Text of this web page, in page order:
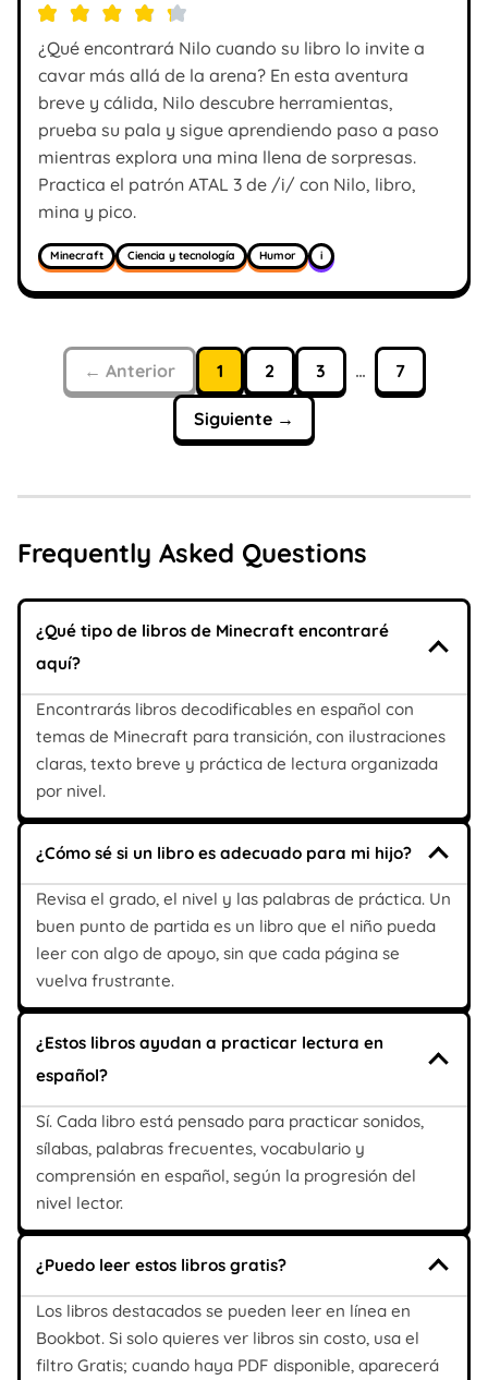
¿Qué encontrará Nilo cuando su libro lo invite a
cavar más allá de la arena? En esta aventura
breve y cálida, Nilo descubre herramientas,
prueba su pala y sigue aprendiendo paso a paso
mientras explora una mina llena de sorpresas.
Practica el patrón ATAL 3 de /i/ con Nilo, libro,
mina y pico.
Minecraft Ciencia y tecnología Humor i
← Anterior 1 2 3 … 7
Siguiente →
Frequently Asked Questions
¿Qué tipo de libros de Minecraft encontraré
aquí?
Encontrarás libros decodificables en español con
temas de Minecraft para transición, con ilustraciones
claras, texto breve y práctica de lectura organizada
por nivel.
¿Cómo sé si un libro es adecuado para mi hijo?
Revisa el grado, el nivel y las palabras de práctica. Un
buen punto de partida es un libro que el niño pueda
leer con algo de apoyo, sin que cada página se
vuelva frustrante.
¿Estos libros ayudan a practicar lectura en
español?
Sí. Cada libro está pensado para practicar sonidos,
sílabas, palabras frecuentes, vocabulario y
comprensión en español, según la progresión del
nivel lector.
¿Puedo leer estos libros gratis?
Los libros destacados se pueden leer en línea en
Bookbot. Si solo quieres ver libros sin costo, usa el
filtro Gratis; cuando haya PDF disponible, aparecerá